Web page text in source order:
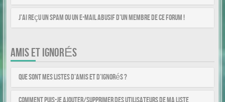
J’ai reçu un spam ou un e-mail abusif d’un membre de ce forum !
AMIS ET IGNORÉS
Que sont mes listes d’amis et d’ignorés ?